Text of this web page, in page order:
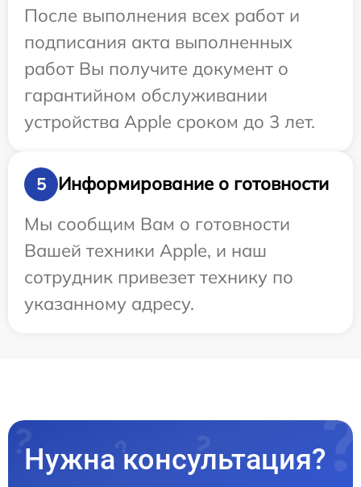
После выполнения всех работ и
подписания акта выполненных
работ Вы получите документ о
гарантийном обслуживании
устройства Apple сроком до 3 лет.
5
Информирование о готовности
Мы сообщим Вам о готовности
Вашей техники Apple, и наш
сотрудник привезет технику по
указанному адресу.
Нужна консультация?